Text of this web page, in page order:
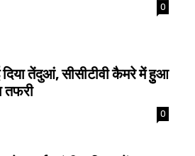
0
तेंदुआं, सीसीटीवी कैमरे में हुुआ
तफरी
0